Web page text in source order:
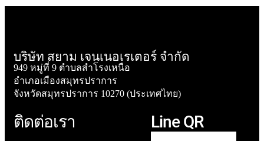
บริษัท สยาม เจนเนอเรเตอร์ จำกัด
949 หมู่ที่ 9 ตำบลสำโรงเหนือ
อำเภอเมืองสมุทรปราการ
จังหวัดสมุทรปราการ 10270 (ประเทศไทย)
ติดต่อเรา Line QR